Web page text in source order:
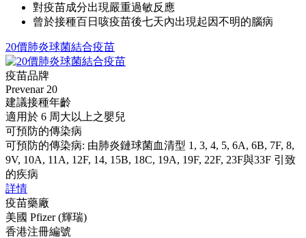
對疫苗成分出現嚴重過敏反應
曾於接種百日咳疫苗後七天內出現起因不明的腦病
20價肺炎球菌結合疫苗
疫苗品牌
Prevenar 20
建議接種年齡
適用於 6 周大以上之嬰兒
可預防的傳染病
可預防的傳染病: 由肺炎鏈球菌血清型 1, 3, 4, 5, 6A, 6B, 7F, 8,
9V, 10A, 11A, 12F, 14, 15B, 18C, 19A, 19F, 22F, 23F與33F 引致
的疾病
詳情
疫苗藥廠
美國 Pfizer (輝瑞)
香港注冊編號